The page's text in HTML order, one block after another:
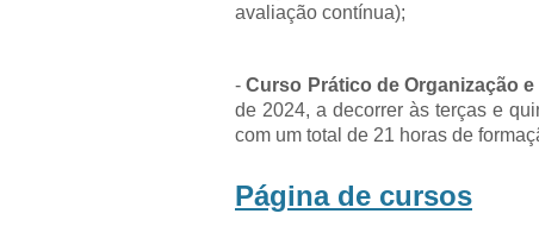
avaliação contínua);
-Curso Prático de Organização
de 2024, a decorrer às terças e
com um total de 21 horas de
Página de cursos